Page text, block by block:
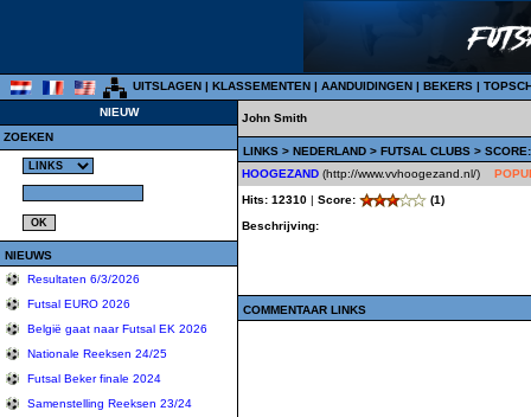
UITSLAGEN | KLASSEMENTEN | AANDUIDINGEN | BEKERS |
NIEUW
ZOEKEN
NIEUWS
Resultaten 6/3/2026
Futsal EURO 2026
België gaat naar Futsal EK 2026
Nationale Reeksen 24/25
Futsal Beker finale 2024
Samenstelling Reeksen 23/24
John Smith
LINKS > NEDERLAND > FUTSAL CLUBS > SCORE:
HOOGEZAND (http://www.vvhoogezand.nl/)
Hits: 12310 | Score:
(1)
Beschrijving:
COMMENTAAR LINKS